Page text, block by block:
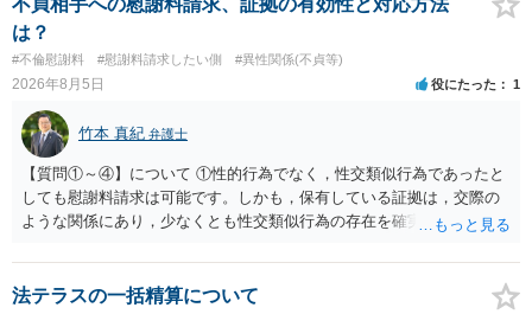
場合がありますので、ご注意ください。 以上、ご参考まで。
は？
#不倫慰謝料 #慰謝料請求したい側 #異性関係(不貞等)
2026年8月5日 役にたった 1
竹本 真紀 弁護士
【質問①～④】について ①性的行為でなく，性交類似行為であったと
しても慰謝料請求は可能です。しかも，保有している証拠は，交際の
ような関係にあり，少なくとも性交類似行為の存在を確実に証明でき
ことを窺わせるものです。）。ですから，慰謝料請求を進めることで
よいと思います。 ただ．慰謝料額については，婚姻破綻に至っていな
法テラスの一括精算について